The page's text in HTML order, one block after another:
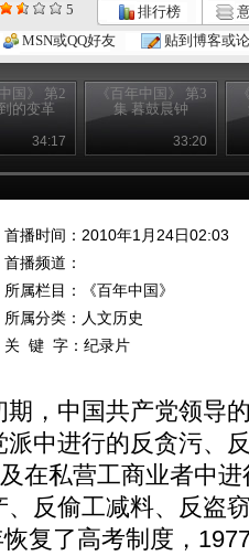
5 排行榜
MSN或QQ好友 贴到博客或
国》 第2
的变革
34:17
《百年中国》 第3
集 暮鼓晨钟
33:20
首播时间：2010年1月24日02:03
首播频道：
所属栏目：
《百年中国》
所属分类：人文历史
关 键 字： 纪录片
，中国共产党领导
中进行的反贪污、
在私营工商业者中
反偷工减料、反盗
复了高考制度，